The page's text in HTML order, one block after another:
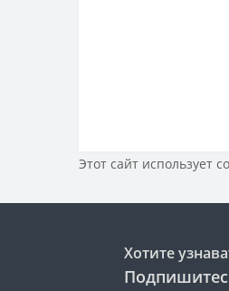
Этот сайт использует
Хотите